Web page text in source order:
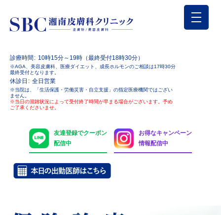
診療時間 10時15分～19時（最終受付18時30分）
※AGA、美容皮膚科、医療ダイエット、成長ホルモンのご相談は17時30分
最終受付となります。
休診日 全日営業
※当院は、「生活保護・労働災害・自立支援」の指定医療機関ではござい
ません。
※当日の混雑状況によって受付終了時間が早まる場合がございます。予め
ご了承くださいませ。
友達登録でクーポン
配信中
お得なキャンペーン
情報配信中